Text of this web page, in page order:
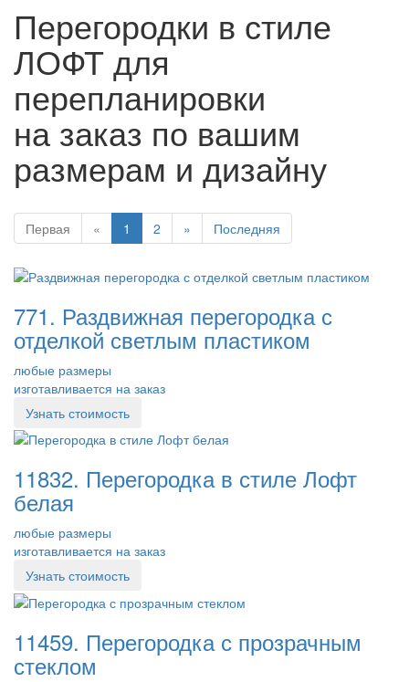
Перегородки в стиле
ЛОФТ для
перепланировки
на заказ по вашим
размерам и дизайну
Первая « 1 2 » Последняя
771. Раздвижная перегородка с
отделкой светлым пластиком
любые размеры
изготавливается на заказ
Узнать стоимость
11832. Перегородка в стиле Лофт
белая
любые размеры
изготавливается на заказ
Узнать стоимость
11459. Перегородка с прозрачным
стеклом